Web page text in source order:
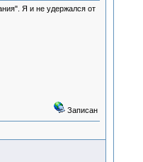
Я и не удержался от
Записан